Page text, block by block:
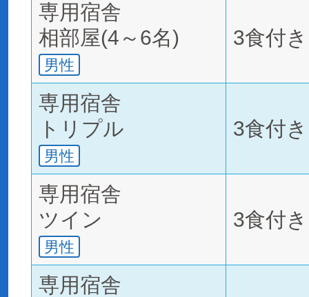
専用宿舎
相部屋(4～6名)
男性
3食付き
専用宿舎
トリプル
男性
3食付き
専用宿舎
ツイン
男性
3食付き
専用宿舎